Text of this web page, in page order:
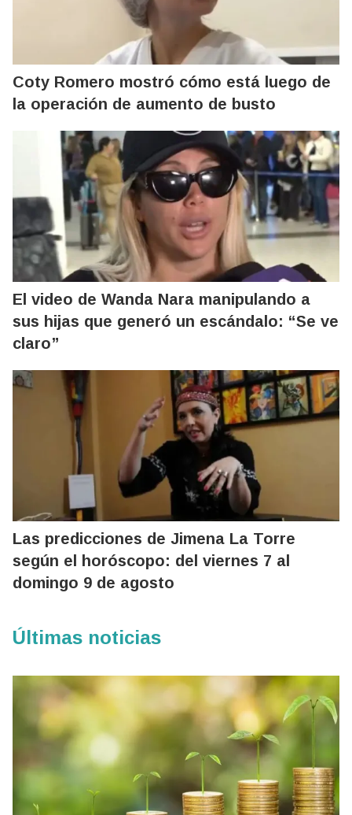
Coty Romero mostró cómo está luego de
la operación de aumento de busto
El video de Wanda Nara manipulando a
sus hijas que generó un escándalo: “Se ve
claro”
Las predicciones de Jimena La Torre
según el horóscopo: del viernes 7 al
domingo 9 de agosto
Últimas noticias